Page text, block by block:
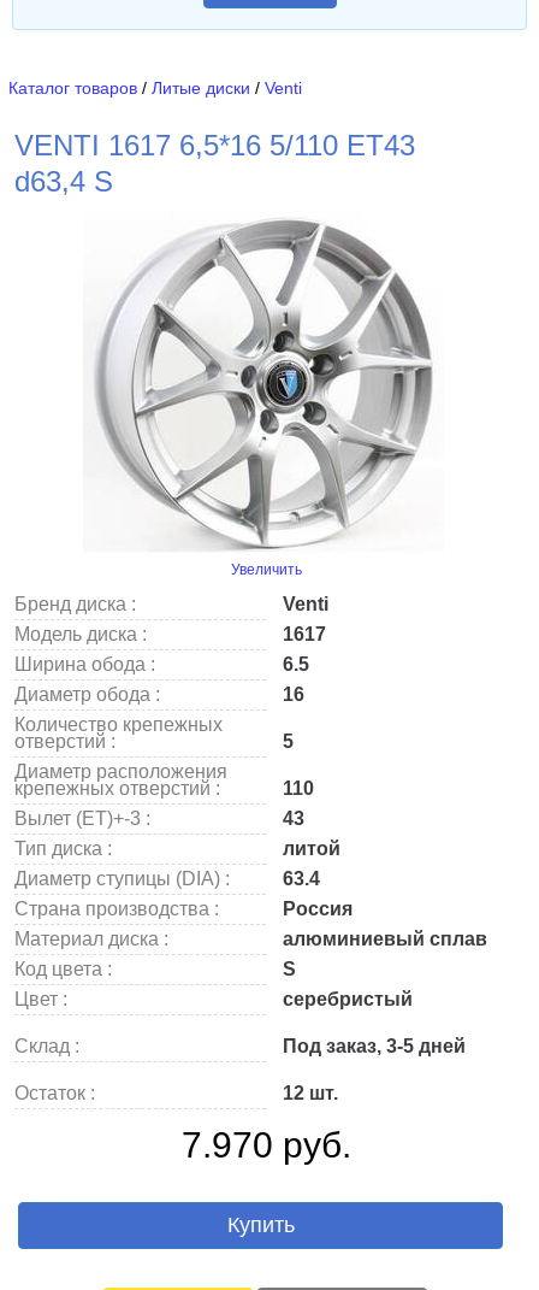
Каталог товаров / Литые диски / Venti
VENTI 1617 6,5*16 5/110 ET43
d63,4 S
Увеличить
Бренд диска :
Venti
Модель диска :
1617
Ширина обода :
6.5
Диаметр обода :
16
Количество крепежных
отверстий :
5
Диаметр расположения
крепежных отверстий :
110
Вылет (ET)+-3 :
43
Тип диска :
литой
Диаметр ступицы (DIA) :
63.4
Страна производства :
Россия
Материал диска :
алюминиевый сплав
Код цвета :
S
Цвет :
серебристый
Склад : Под заказ, 3-5 дней
Остаток : 12 шт.
7.970 руб.
Купить